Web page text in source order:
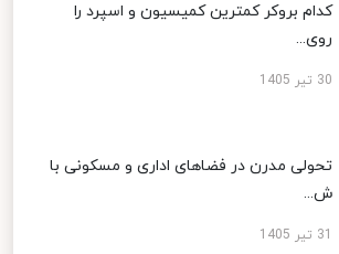
کدام بروکر کمترین کمیسیون و اسپرد را
روی...
30 تیر 1405
تحولی مدرن در فضاهای اداری و مسکونی با
ش...